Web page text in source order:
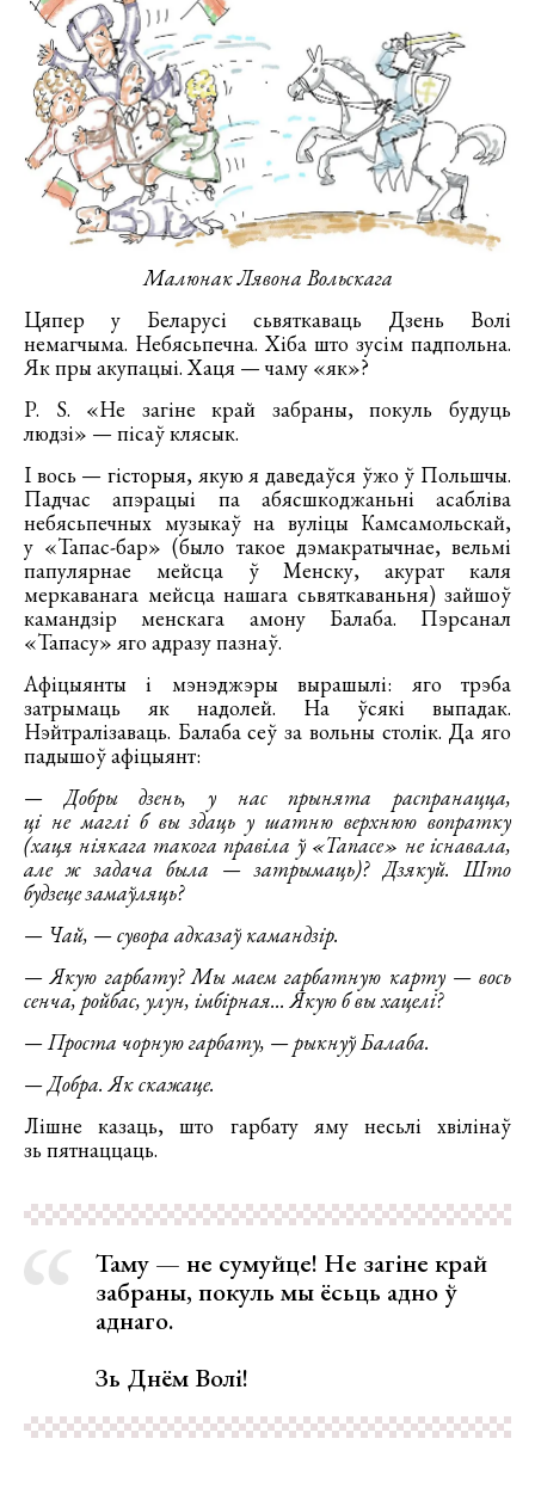
Малюнак Лявона Вольскага
Цяпер у Беларусі сьвяткаваць Дзень Волі
немагчыма. Небясьпечна. Хіба што зусім падпольна.
Як пры акупацыі. Хаця — чаму «як»?
P. S. «Не загіне край забраны, покуль будуць
людзі» — пісаў клясык.
І вось — гісторыя, якую я даведаўся ўжо ў Польшчы.
Падчас апэрацыі па абясшкоджаньні асабліва
небясьпечных музыкаў на вуліцы Камсамольскай,
у «Тапас-бар» (было такое дэмакратычнае, вельмі
папулярнае мейсца ў Менску, акурат каля
меркаванага мейсца нашага сьвяткаваньня) зайшоў
камандзір менскага амону Балаба. Пэрсанал
«Тапасу» яго адразу пазнаў.
Афіцыянты і мэнэджэры вырашылі: яго трэба
затрымаць як надолей. На ўсякі выпадак.
Нэйтралізаваць. Балаба сеў за вольны столік. Да яго
падышоў афіцыянт:
— Добры дзень, у нас прынята распранацца,
ці не маглі б вы здаць у шатню верхнюю вопратку
(хаця ніякага такога правіла ў «Тапасе» не існавала,
але ж задача была — затрымаць)? Дзякуй. Што
будзеце замаўляць?
— Чай, — сувора адказаў камандзір.
— Якую гарбату? Мы маем гарбатную карту — вось
сенча, ройбас, улун, імбірная... Якую б вы хацелі?
— Проста чорную гарбату, — рыкнуў Балаба.
— Добра. Як скажаце.
Лішне казаць, што гарбату яму несьлі хвілінаў
зь пятнаццаць.
Таму — не сумуйце! Не загіне край
забраны, покуль мы ёсьць адно ў
аднаго.
Зь Днём Волі!